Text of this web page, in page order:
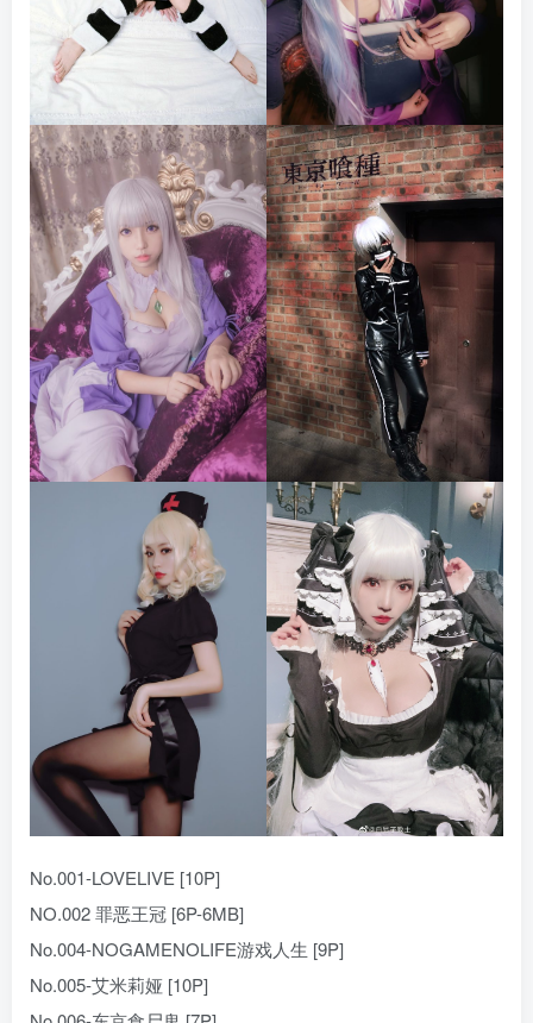
No.001-LOVELIVE [10P]
NO.002 罪恶王冠 [6P-6MB]
No.004-NOGAMENOLIFE游戏人生 [9P]
No.005-艾米莉娅 [10P]